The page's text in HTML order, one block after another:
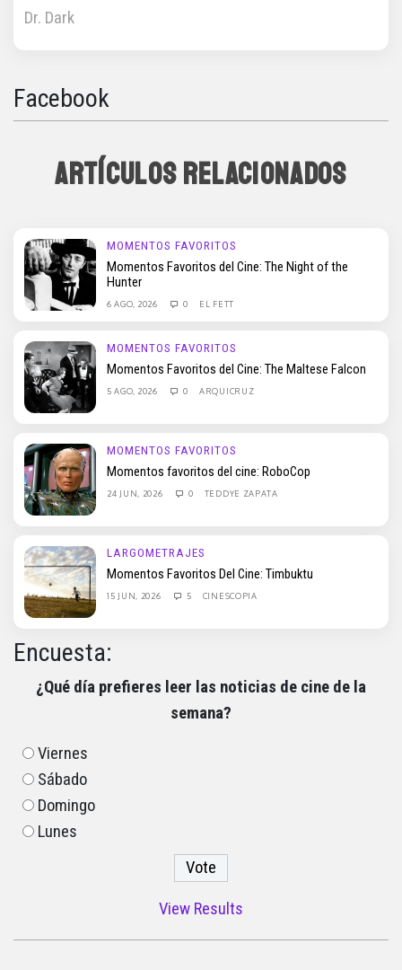
Dr. Dark
Facebook
ARTÍCULOS RELACIONADOS
MOMENTOS FAVORITOS
Momentos Favoritos del Cine: The Night of the
Hunter
6 AGO, 2026 0 EL FETT
MOMENTOS FAVORITOS
Momentos Favoritos del Cine: The Maltese Falcon
5 AGO, 2026 0 ARQUICRUZ
MOMENTOS FAVORITOS
Momentos favoritos del cine: RoboCop
24 JUN, 2026 0 TEDDYE ZAPATA
LARGOMETRAJES
Momentos Favoritos Del Cine: Timbuktu
15 JUN, 2026 5 CINESCOPIA
Encuesta:
¿Qué día prefieres leer las noticias de cine de la
semana?
Viernes
Sábado
Domingo
Lunes
View Results